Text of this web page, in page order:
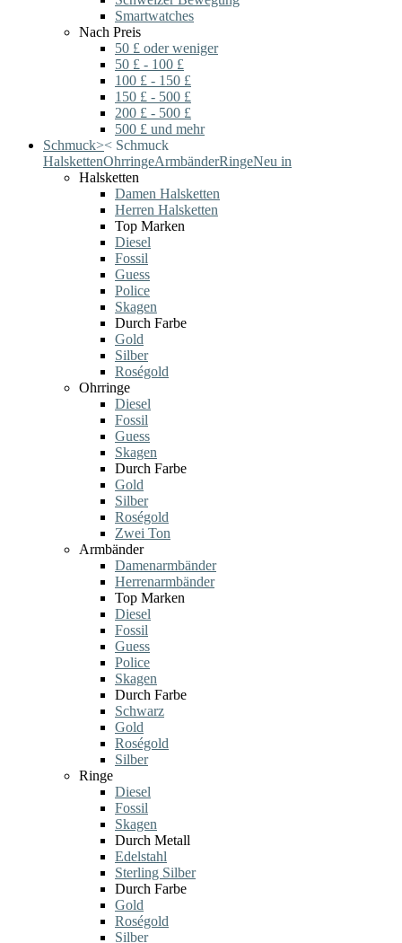
Smartwatches
Nach Preis
50 £ oder weniger
50 £ - 100 £
100 £ - 150 £
150 £ - 500 £
200 £ - 500 £
500 £ und mehr
Schmuck>< Schmuck
HalskettenOhrringeArmbänderRingeNeu in
Halsketten
Damen Halsketten
Herren Halsketten
Top Marken
Diesel
Fossil
Guess
Police
Skagen
Durch Farbe
Gold
Silber
Roségold
Ohrringe
Diesel
Fossil
Guess
Skagen
Durch Farbe
Gold
Silber
Roségold
Zwei Ton
Armbänder
Damenarmbänder
Herrenarmbänder
Top Marken
Diesel
Fossil
Guess
Police
Skagen
Durch Farbe
Schwarz
Gold
Roségold
Silber
Ringe
Diesel
Fossil
Skagen
Durch Metall
Edelstahl
Sterling Silber
Durch Farbe
Gold
Roségold
Silber